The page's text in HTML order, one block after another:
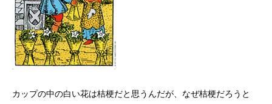
カップの中の白い花は桔梗だと思うんだが、なぜ桔梗だろうと